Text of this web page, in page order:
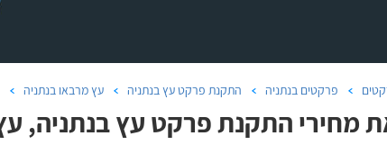
פרקטים בנתניה התקנת פרקט עץ בנתניה עץ מרבאו בנתניה
מחירי התקנת פרקט עץ בנתניה,